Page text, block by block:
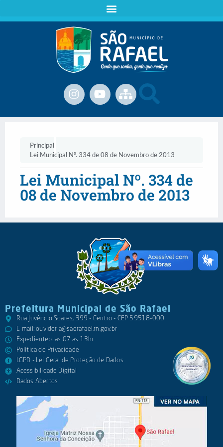
Principal
Lei Municipal Nº. 334 de 08 de Novembro de 2013
Lei Municipal Nº. 334 de
08 de Novembro de 2013
Prefeitura Municipal de São Rafael
Rua Juvêncio Soares, 399 - Centro - CEP 59518-000
E-mail:ouvidoria@saorafael.rn.gov.br
Expediente: das 07 as 13hr
Política de Privacidade
LGPD - Lei Geral de Proteção de Dados
Acessibilidade Digital
Dados Abertos